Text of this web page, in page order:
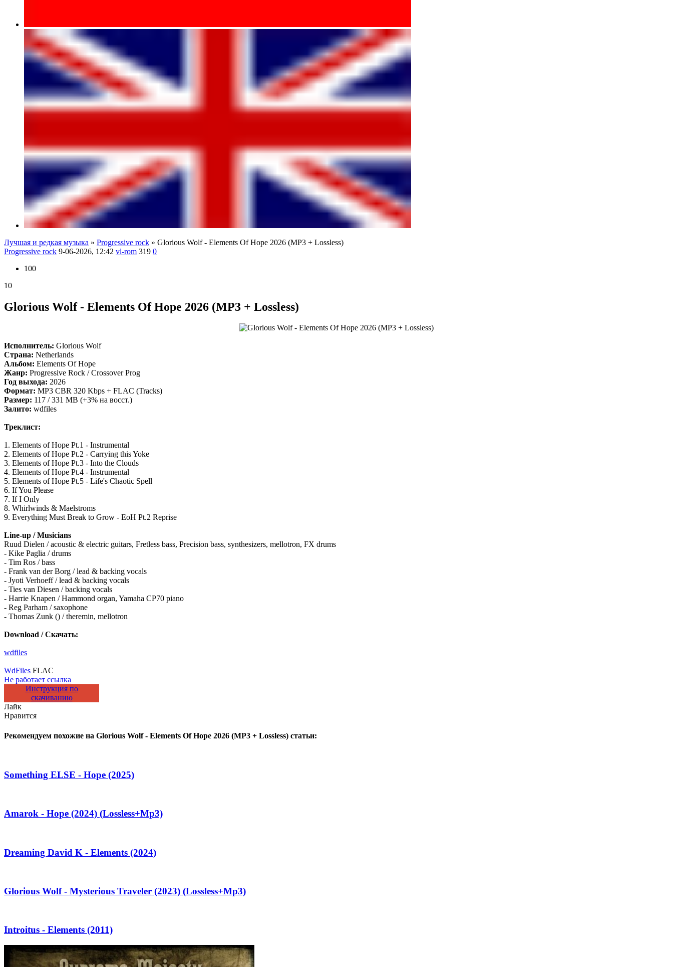
Лучшая и редкая музыка » Progressive rock » Glorious Wolf - Elements Of Hope 2026 (MP3 + Lossless)
Progressive rock 9-06-2026, 12:42 vl-rom 319 0
100
10
Glorious Wolf - Elements Of Hope 2026 (MP3 + Lossless)
Исполнитель: Glorious Wolf
Страна: Netherlands
Альбом: Elements Of Hope
Жанр: Progressive Rock / Crossover Prog
Год выхода: 2026
Формат: MP3 CBR 320 Kbps + FLAC (Tracks)
Размер: 117 / 331 MB (+3% на восст.)
Залито: wdfiles
Треклист:
1. Elements of Hope Pt.1 - Instrumental
2. Elements of Hope Pt.2 - Carrying this Yoke
3. Elements of Hope Pt.3 - Into the Clouds
4. Elements of Hope Pt.4 - Instrumental
5. Elements of Hope Pt.5 - Life's Chaotic Spell
6. If You Please
7. If I Only
8. Whirlwinds & Maelstroms
9. Everything Must Break to Grow - EoH Pt.2 Reprise
Line-up / Musicians
Ruud Dielen / acoustic & electric guitars, Fretless bass, Precision bass, synthesizers, mellotron, FX drums
- Kike Paglia / drums
- Tim Ros / bass
- Frank van der Borg / lead & backing vocals
- Jyoti Verhoeff / lead & backing vocals
- Ties van Diesen / backing vocals
- Harrie Knapen / Hammond organ, Yamaha CP70 piano
- Reg Parham / saxophone
- Thomas Zunk () / theremin, mellotron
Download / Скачать:
wdfiles
WdFiles FLAC
Не работает ссылка
Инструкция по
скачиванию
Лайк
Нравится
Рекомендуем похожие на Glorious Wolf - Elements Of Hope 2026 (MP3 + Lossless) статьи:
Something ELSE - Hope (2025)
Amarok - Hope (2024) (Lossless+Mp3)
Dreaming David K - Elements (2024)
Glorious Wolf - Mysterious Traveler (2023) (Lossless+Mp3)
Introitus - Elements (2011)